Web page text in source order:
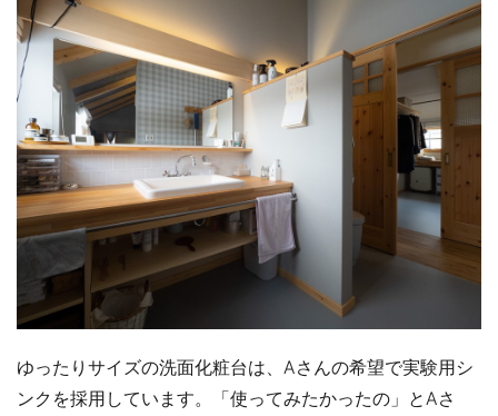
ゆったりサイズの洗面化粧台は、Aさんの希望で実験用シ
ンクを採用しています。「使ってみたかったの」とAさ